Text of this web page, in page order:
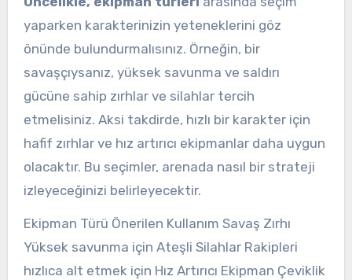
yaparken karakterinizin yeteneklerini göz
önünde bulundurmalısınız. Örneğin, bir
savaşçıysanız, yüksek savunma ve saldırı
gücüne sahip zırhlar ve silahlar tercih
etmelisiniz. Aksi takdirde, hızlı bir karakter için
hafif zırhlar ve hız artırıcı ekipmanlar daha uygun
olacaktır. Bu seçimler, arenada nasıl bir strateji
izleyeceğinizi belirleyecektir.
Ekipman Türü Önerilen Kullanım Savaş Zırhı
Yüksek savunma için Ateşli Silahlar Rakipleri
hızlıca alt etmek için Hız Artırıcı Ekipman Çeviklik